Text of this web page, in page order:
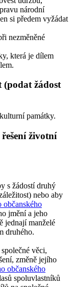
národní
si předem vyžádat
nezměněné
která je dílem
(podat žádost
památky.
životní
s žádostí druhý
nebo aby
občanského
jmění a jeho
jednají manželé
druhého.
věci,
změně jejího
občanského
spoluvlastníků